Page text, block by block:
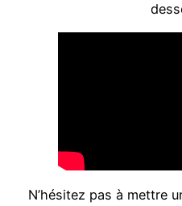
N’hésitez pas à mettre